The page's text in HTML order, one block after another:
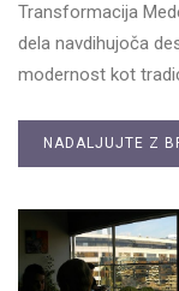
Transformacija
dela navdihujoča
modernost kot
NADALJUJTE Z